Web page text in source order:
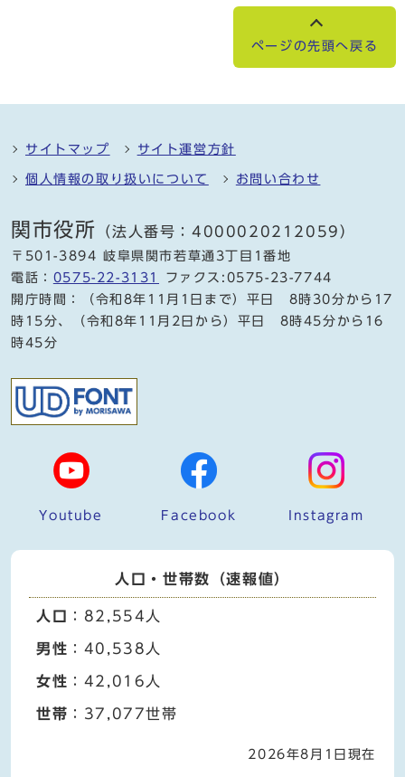
ページの先頭へ戻る
サイトマップ サイト運営方針
個人情報の取り扱いについて お問い合わせ
関市役所 （法人番号：4000020212059）
〒501-3894 岐阜県関市若草通3丁目1番地
電話： 0575-22-3131
ファクス:0575-23-7744
開庁時間：（令和8年11月1日まで）平日 8時30分から17
時15分、（令和8年11月2日から）平日 8時45分から16
時45分
Youtube Facebook Instagram
人口・世帯数（速報値）
人口 ：82,554人
男性 ：40,538人
女性 ：42,016人
世帯 ：37,077世帯
2026年8月1日現在